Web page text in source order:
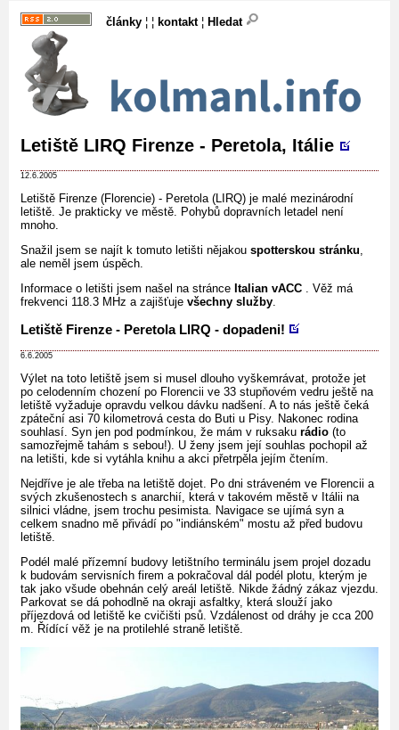
články ¦ ¦ kontakt¦ Hledat
Letiště LIRQ Firenze - Peretola, Itálie
12.6.2005
Letiště Firenze (Florencie) - Peretola (LIRQ) je malé mezinárodní
letiště. Je prakticky ve městě. Pohybů dopravních letadel není
mnoho.
Snažil jsem se najít k tomuto letišti nějakou spotterskou stránku
ale neměl jsem úspěch.
Informace o letišti jsem našel na stránce Italian vACC
. Věž má
frekvenci 118.3 MHz a zajišťuje všechny služby
Letiště Firenze - Peretola LIRQ - dopadeni!
6.6.2005
Výlet na toto letiště jsem si musel dlouho vyškemrávat, protože jet
po celodenním chození po Florencii ve 33 stupňovém vedru ještě na
letiště vyžaduje opravdu velkou dávku nadšení. A to nás ještě čeká
zpáteční asi 70 kilometrová cesta do Buti u Pisy. Nakonec rodina
souhlasí. Syn jen pod podmínkou, že mám v ruksaku rádio (to
samozřejmě tahám s sebou!). U ženy jsem její souhlas pochopil až
na letišti, kde si vytáhla knihu a akci přetrpěla jejím čtením.
Nejdříve je ale třeba na letiště dojet. Po dni stráveném ve Florencii a
svých zkušenostech s anarchií, která v takovém městě v Itálii na
silnici vládne, jsem trochu pesimista. Navigace se ujímá syn a
celkem snadno mě přivádí po "indiánském" mostu až před budovu
letiště.
Podél malé přízemní budovy letištního terminálu jsem projel dozadu
k budovám servisních firem a pokračoval dál podél plotu, kterým je
tak jako všude obehnán celý areál letiště. Nikde žádný zákaz vjezdu.
Parkovat se dá pohodlně na okraji asfaltky, která slouží jako
příjezdová od letiště ke cvičišti psů. Vzdálenost od dráhy je cca 200
m. Řídící věž je na protilehlé straně letiště.